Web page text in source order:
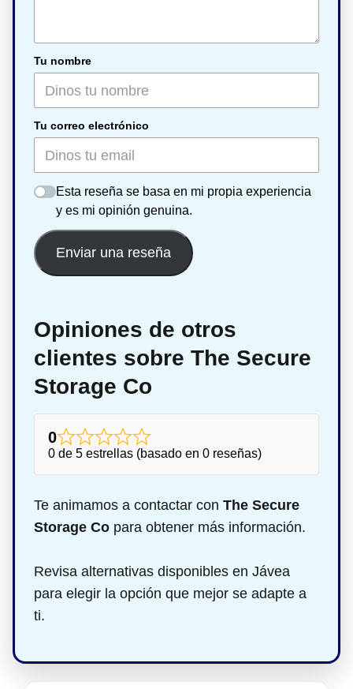
Tu nombre
Tu correo electrónico
Esta reseña se basa en mi propia experiencia
y es mi opinión genuina.
Enviar una reseña
Opiniones de otros
clientes sobre The Secure
Storage Co
0
0 de 5 estrellas (basado en 0 reseñas)
Te animamos a contactar con The Secure
Storage Co para obtener más información.
Revisa alternativas disponibles en Jávea
para elegir la opción que mejor se adapte a
ti.